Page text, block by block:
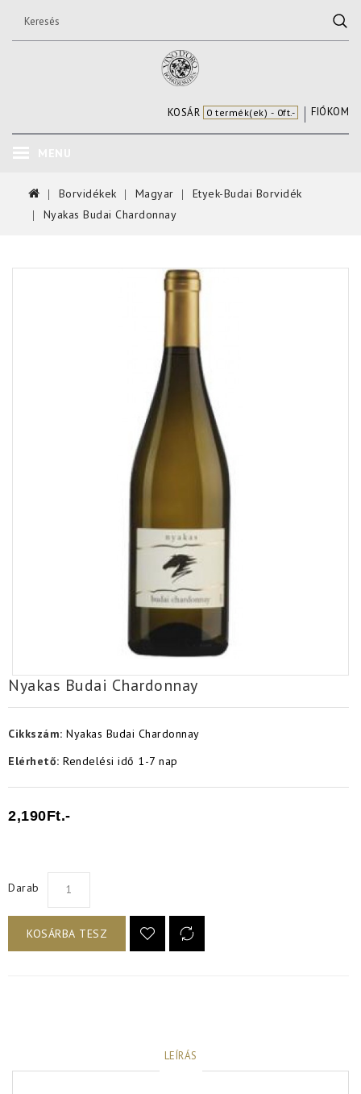
FIÓKOM
KOSÁR 0 termék(ek) - 0ft.-
Borvidékek Magyar
Etyek-Budai Borvidék
Nyakas Budai Chardonnay
Nyakas Budai Chardonnay
Cikkszám: Nyakas Budai Chardonnay
Elérhető: Rendelési idő 1-7 nap
2,190Ft.-
Darab
KOSÁRBA TESZ
LEÍRÁS